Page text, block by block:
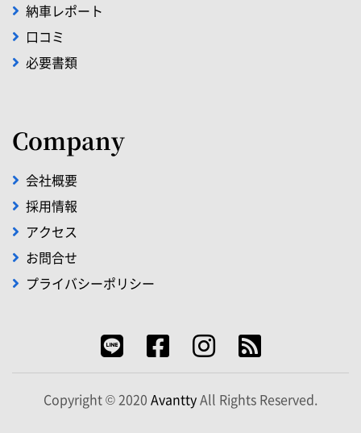
納車レポート
口コミ
必要書類
Company
会社概要
採用情報
アクセス
お問合せ
プライバシーポリシー
Copyright © 2020 AvanttyAll Rights Reserved.